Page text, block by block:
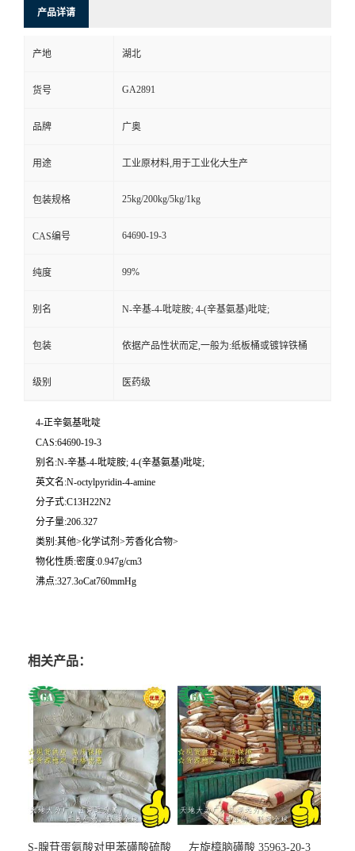
产品详请
产地 湖北
货号 GA2891
品牌 广奥
用途 工业原材料,用于工业化大生产
包装规格 25kg/200kg/5kg/1kg
CAS编号 64690-19-3
纯度 99%
别名 N-辛基-4-吡啶胺; 4-(辛基氨基)吡啶;
包装 依据产品性状而定,一般为:纸板桶或镀锌铁桶
级别 医药级
4-正辛氨基吡啶
CAS:64690-19-3
别名:N-辛基-4-吡啶胺; 4-(辛基氨基)吡啶;
英文名:N-octylpyridin-4-amine
分子式:C13H22N2
分子量:206.327
类别:其他>化学试剂>芳香化合物>
物化性质:密度:0.947g/cm3
沸点:327.3oCat760mmHg
相关产品：
S-腺苷蛋氨酸对甲苯磺酸硫酸 左旋樟脑磺酸 35963-20-3